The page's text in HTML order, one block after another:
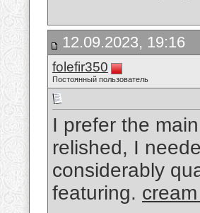
12.09.2023, 19:16
folefir350
Постоянный пользователь
I prefer the
relished, I
considerably
featuring.